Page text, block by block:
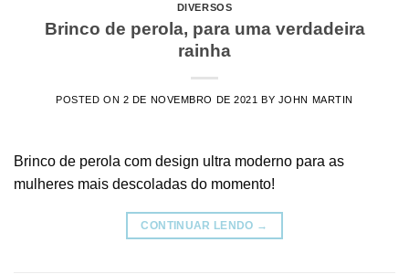
DIVERSOS
Brinco de perola, para uma verdadeira
rainha
POSTED ON 2 DE NOVEMBRO DE 2021 BY JOHN MARTIN
Brinco de perola com design ultra moderno para as
mulheres mais descoladas do momento!
CONTINUAR LENDO →